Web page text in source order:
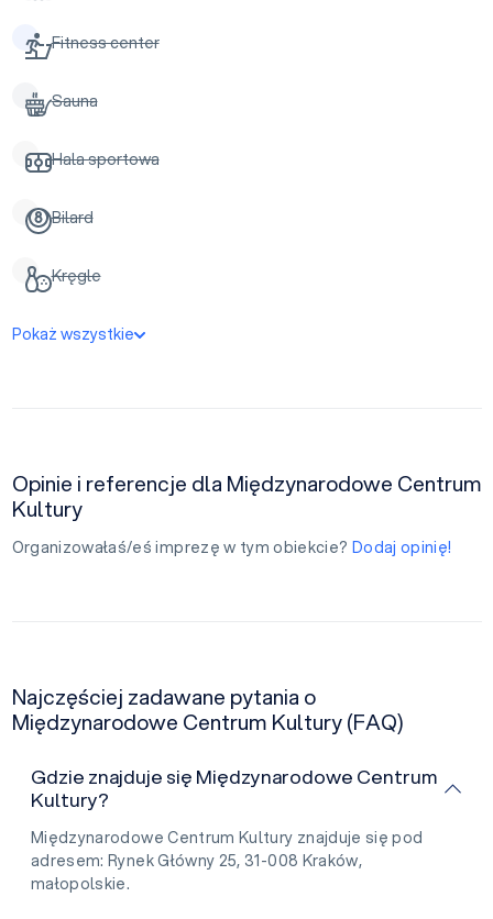
Fitness center
Sauna
Hala sportowa
Bilard
Kręgle
Pokaż wszystkie
Opinie i referencje dla Międzynarodowe Centrum
Kultury
Organizowałaś/eś imprezę w tym obiekcie? Dodaj opinię!
Najczęściej zadawane pytania o
Międzynarodowe Centrum Kultury (FAQ)
Gdzie znajduje się Międzynarodowe Centrum
Kultury?
Międzynarodowe Centrum Kultury znajduje się pod
adresem: Rynek Główny 25, 31-008 Kraków,
małopolskie.